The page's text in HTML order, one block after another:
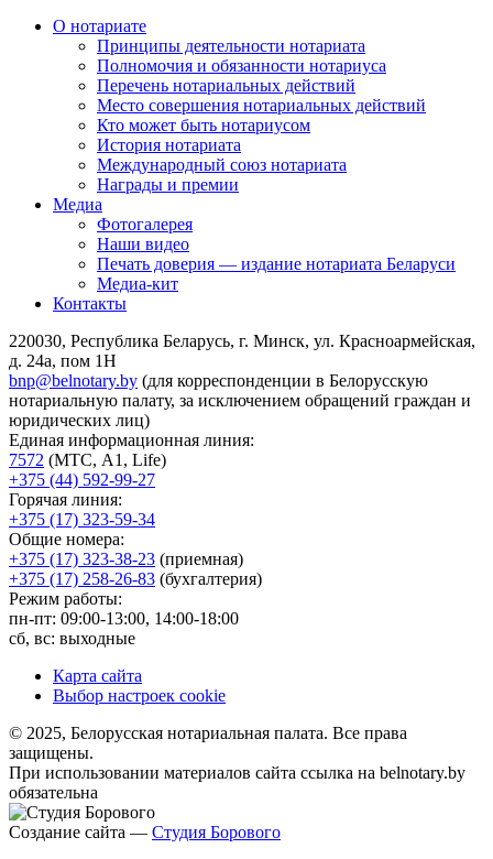
О нотариате
Принципы деятельности нотариата
Полномочия и обязанности нотариуса
Перечень нотариальных действий
Место совершения нотариальных действий
Кто может быть нотариусом
История нотариата
Международный союз нотариата
Награды и премии
Медиа
Фотогалерея
Наши видео
Печать доверия — издание нотариата Беларуси
Медиа-кит
Контакты
220030, Республика Беларусь, г. Минск, ул. Красноармейская,
д. 24а, пом 1Н
bnp@belnotary.by (для корреспонденции в Белорусскую
нотариальную палату, за исключением обращений граждан и
юридических лиц)
Единая информационная линия:
7572 (МТС, A1, Life)
+375 (44) 592-99-27
Горячая линия:
+375 (17) 323-59-34
Общие номера:
+375 (17) 323-38-23 (приемная)
+375 (17) 258-26-83 (бухгалтерия)
Режим работы:
пн-пт: 09:00-13:00, 14:00-18:00
сб, вс: выходные
Карта сайта
Выбор настроек cookie
© 2025, Белорусская нотариальная палата. Все права
защищены.
При использовании материалов сайта ссылка на belnotary.by
обязательна
Создание сайта — Студия Борового